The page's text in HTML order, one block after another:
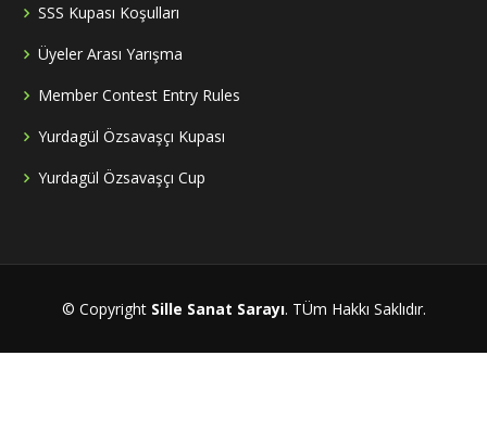
SSS Kupası Koşulları
Üyeler Arası Yarışma
Member Contest Entry Rules
Yurdagül Özsavaşçı Kupası
Yurdagül Özsavaşçı Cup
© Copyright Sille Sanat Sarayı. TÜm Hakkı Saklıdır.